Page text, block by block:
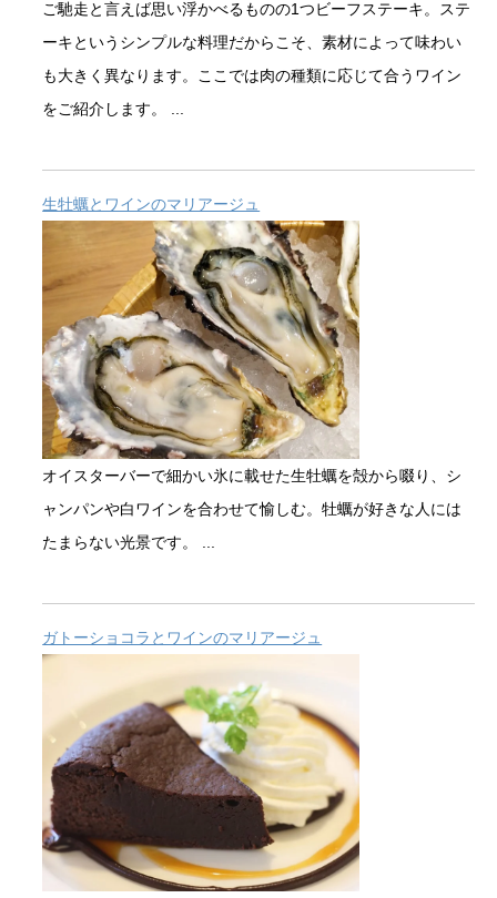
ご馳走と言えば思い浮かべるものの1つビーフステーキ。ステ
ーキというシンプルな料理だからこそ、素材によって味わい
も大きく異なります。ここでは肉の種類に応じて合うワイン
をご紹介します。 ...
生牡蠣とワインのマリアージュ
オイスターバーで細かい氷に載せた生牡蠣を殻から啜り、シ
ャンパンや白ワインを合わせて愉しむ。牡蠣が好きな人には
たまらない光景です。 ...
ガトーショコラとワインのマリアージュ